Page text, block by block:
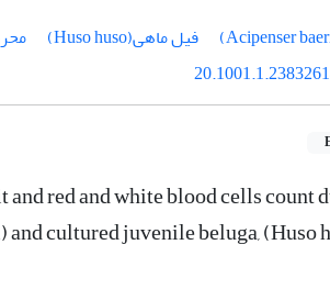
فیل ماهی(Huso huso)
red and white blood cells count
cultured juvenile beluga, (Huso